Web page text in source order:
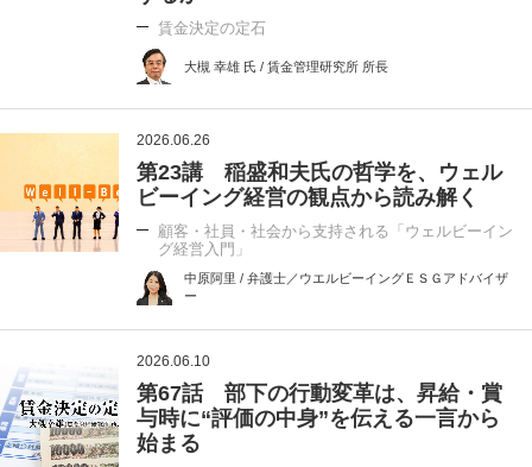
賃金決定の定石
大槻 幸雄 氏 / 賃金管理研究所 所長
2026.06.26
第23講 稲盛和夫氏の哲学を、ウェル
ビーイング経営の観点から読み解く
顧客・社員・社会から支持される「ウェルビーイン
グ経営入門」
中原阿里 / 弁護士／ウエルビーイングＥＳＧアドバイザ
ー
2026.06.10
第67話 部下の行動変革は、昇給・賞
与時に“評価の中身”を伝える一言から
始まる